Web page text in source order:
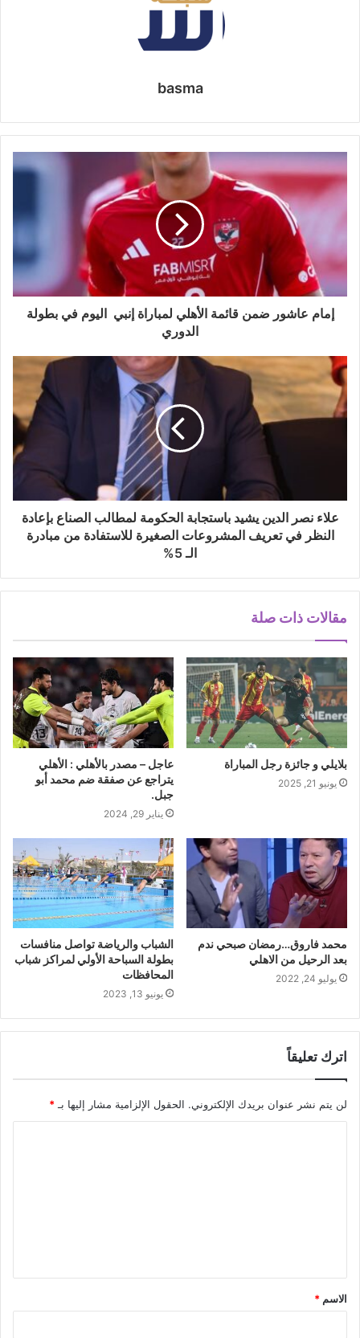
basma
إمام عاشور ضمن قائمة الأهلي لمباراة إنبي اليوم في بطولة
الدوري
علاء نصر الدين يشيد باستجابة الحكومة لمطالب الصناع بإعادة
النظر في تعريف المشروعات الصغيرة للاستفادة من مبادرة
الـ 5%
مقالات ذات صلة
بلايلي و جائزة رجل المباراة
يونيو 21, 2025
عاجل – مصدر بالأهلي : الأهلي
يتراجع عن صفقة ضم محمد أبو
جبل.
يناير 29, 2024
محمد فاروق…رمضان صبحي ندم
بعد الرحيل من الاهلي
يوليو 24, 2022
الشباب والرياضة تواصل منافسات
بطولة السباحة الأولي لمراكز شباب
المحافظات
يونيو 13, 2023
اترك تعليقاً
لن يتم نشر عنوان بريدك الإلكتروني. الحقول الإلزامية مشار إليها بـ*
ق
*
الاسم *